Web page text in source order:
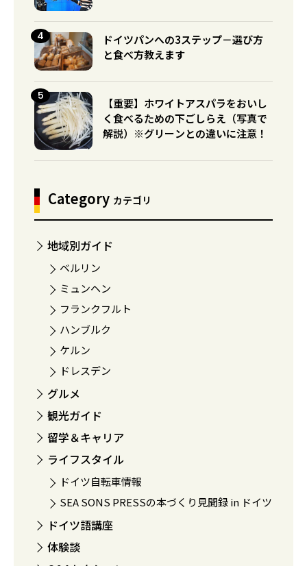
ドイツパンへの3ステップ－選び方
と食べ方教えます
【重要】ホワイトアスパラをおいし
く食べるための下ごしらえ（写真で
解説）※グリーンとの違いに注意！
Category カテゴリ
地域別ガイド
ベルリン
ミュンヘン
フランクフルト
ハンブルク
ケルン
ドレスデン
グルメ
観光ガイド
留学＆キャリア
ライフスタイル
ドイツ自転車情報
SEA SONS PRESSの本づくり見聞録 in ドイツ
ドイツ語講座
体験談